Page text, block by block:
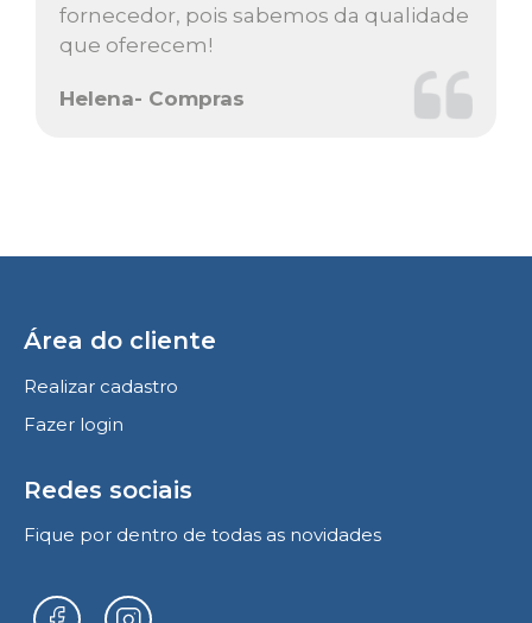
fornecedor, pois sabemos da qualidade
que oferecem!
Helena- Compras
Área do cliente
Realizar cadastro
Fazer login
Redes sociais
Fique por dentro de todas as novidades